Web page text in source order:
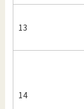
13
14